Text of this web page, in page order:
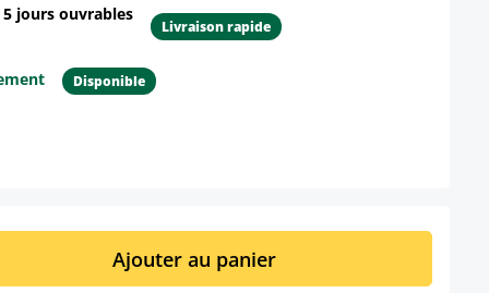
jours ouvrables
Livraison rapide
Disponible
le produit
: Entrez la quantité souhaitée ou
Ajouter au panier